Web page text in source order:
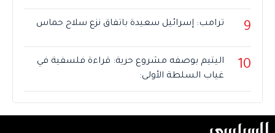
9 ترامب: إسرائيل سعيدة باتفاق نزع سلاح حماس
10
اليتيم بوصفه مشروع حرية: قراءة فلسفية في
غياب السلطة الأولى: